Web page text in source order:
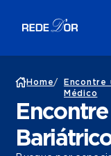
Home/
Encontre
Médico